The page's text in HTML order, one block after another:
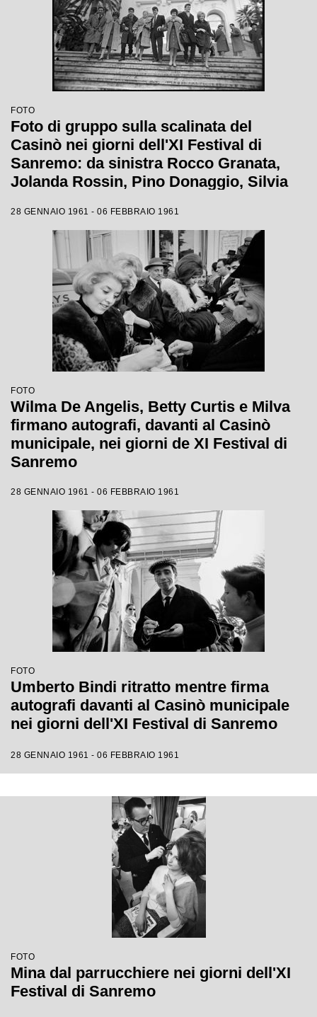
FOTO
Foto di gruppo sulla scalinata del
Casinò nei giorni dell'XI Festival di
Sanremo: da sinistra Rocco Granata,
Jolanda Rossin, Pino Donaggio, Silvia
Renis e Betty Curtis
28 GENNAIO 1961 - 06 FEBBRAIO 1961
FOTO
Wilma De Angelis, Betty Curtis e Milva
firmano autografi, davanti al Casinò
municipale, nei giorni de XI Festival di
Sanremo
28 GENNAIO 1961 - 06 FEBBRAIO 1961
FOTO
Umberto Bindi ritratto mentre firma
autografi davanti al Casinò municipale
nei giorni dell'XI Festival di Sanremo
28 GENNAIO 1961 - 06 FEBBRAIO 1961
FOTO
Mina dal parrucchiere nei giorni dell'XI
Festival di Sanremo